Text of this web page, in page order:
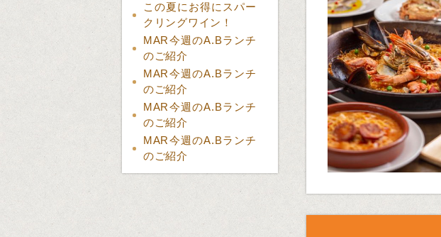
この夏にお得にスパー
クリングワイン！
MAR今週のA.Bランチ
のご紹介
MAR今週のA.Bランチ
のご紹介
MAR今週のA.Bランチ
のご紹介
MAR今週のA.Bランチ
のご紹介